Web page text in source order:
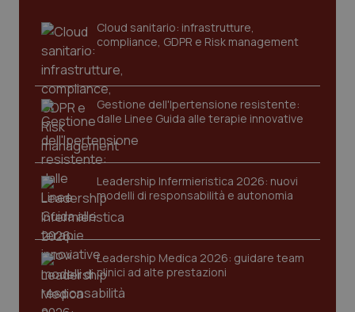
Cloud sanitario: infrastrutture,
compliance, GDPR e Risk management
Gestione dell'Ipertensione resistente:
dalle Linee Guida alle terapie innovative
Leadership Infermieristica 2026: nuovi
modelli di responsabilità e autonomia
Leadership Medica 2026: guidare team
clinici ad alte prestazioni
CookieScriptConsent
www.quotidianosanita.it